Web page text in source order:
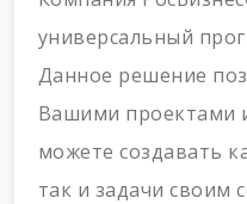
универсальный
Данное решение
Вашими проектами
можете создавать
так и задачи своим